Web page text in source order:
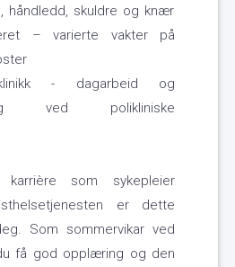
håndledd, skuldre og knær
– varierte vakter på
- dagarbeid og
ved polikliniske
som sykepleier
er dette
Som sommervikar ved
få god opplæring og den